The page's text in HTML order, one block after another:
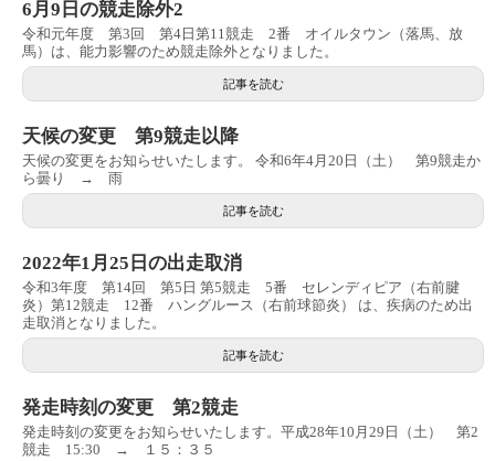
6月9日の競走除外2
令和元年度 第3回 第4日第11競走 2番 オイルタウン（落馬、放
馬）は、能力影響のため競走除外となりました。
記事を読む
天候の変更 第9競走以降
天候の変更をお知らせいたします。 令和6年4月20日（土） 第9競走か
ら曇り → 雨
記事を読む
2022年1月25日の出走取消
令和3年度 第14回 第5日 第5競走 5番 セレンディピア（右前腱
炎）第12競走 12番 ハングルース（右前球節炎） は、疾病のため出
走取消となりました。
記事を読む
発走時刻の変更 第2競走
発走時刻の変更をお知らせいたします。平成28年10月29日（土） 第2
競走 15:30 → １５：３５